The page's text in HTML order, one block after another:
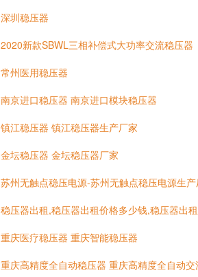
深圳稳压器
2020新款SBWL三相补偿式大功率交流稳压器
常州医用稳压器
南京进口稳压器 南京进口模块稳压器
镇江稳压器 镇江稳压器生产厂家
金坛稳压器 金坛稳压器厂家
苏州无触点稳压电源-苏州无触点稳压电源生
稳压器出租,稳压器出租价格多少钱,稳压器出
重庆医疗稳压器 重庆智能稳压器
重庆高精度全自动稳压器 重庆高精度全自动